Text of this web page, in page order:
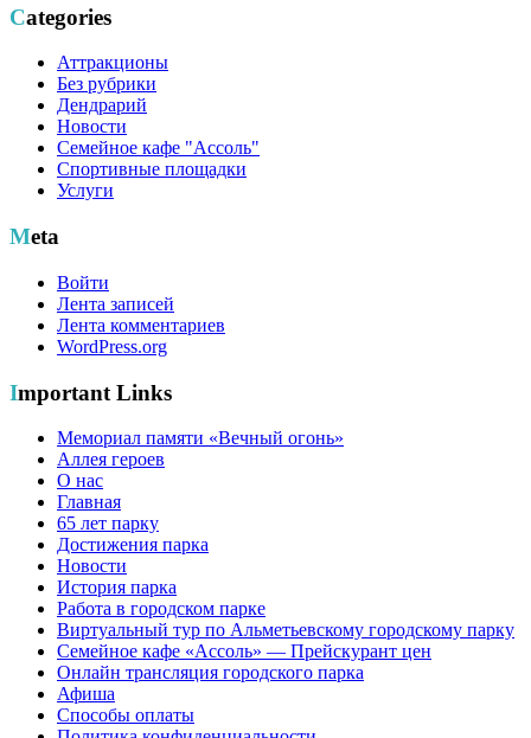
Categories
Аттракционы
Без рубрики
Дендрарий
Новости
Семейное кафе "Ассоль"
Спортивные площадки
Услуги
Meta
Войти
Лента записей
Лента комментариев
WordPress.org
Important Links
Мемориал памяти «Вечный огонь»
Аллея героев
О нас
Главная
65 лет парку
Достижения парка
Новости
История парка
Работа в городском парке
Виртуальный тур по Альметьевскому городскому парку
Семейное кафе «Ассоль» — Прейскурант цен
Онлайн трансляция городского парка
Афиша
Способы оплаты